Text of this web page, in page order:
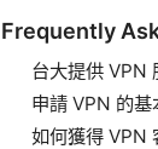
Frequently
台大提供 VPN
申請 VPN 的基
如何獲得 VPN